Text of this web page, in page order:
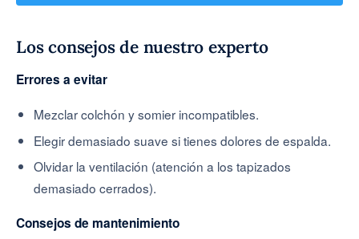
Los consejos de nuestro experto
Errores a evitar
Mezclar colchón y somier incompatibles.
Elegir demasiado suave si tienes dolores de espalda.
Olvidar la ventilación (atención a los tapizados
demasiado cerrados).
Consejos de mantenimiento